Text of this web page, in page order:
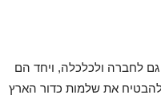
לחברה ולכלכלה, ויחד הם
את שלמות כדור הארץ